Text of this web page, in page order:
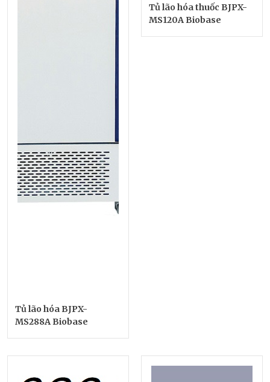
Tủ lão hóa BJPX-
MS288A Biobase
Tủ lão hóa thuốc BJPX-
MS120A Biobase